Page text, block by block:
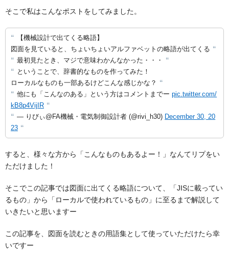
そこで私はこんなポストをしてみました。
【機械設計で出てくる略語】
図面を見ていると、ちょいちょいアルファベットの略語が出てくる
最初見たとき、マジで意味わかんなかった・・・
ということで、辞書的なものを作ってみた！
ローカルなものも一部あるけどこんな感じかな？
他にも「こんなのある」という方はコメントまでーpic.twitter.com/
kB8p4VijIR
— りびぃ@FA機械・電気制御設計者 (@rivi_h30) December 30, 20
23
すると、様々な方から「こんなものもあるよー！」なんてリプをい
ただけました！
そこでこの記事では図面に出てくる略語について、「JISに載ってい
るもの」から「ローカルで使われているもの」に至るまで解説して
いきたいと思いますー
この記事を、図面を読むときの用語集として使っていただけたら幸
いですー